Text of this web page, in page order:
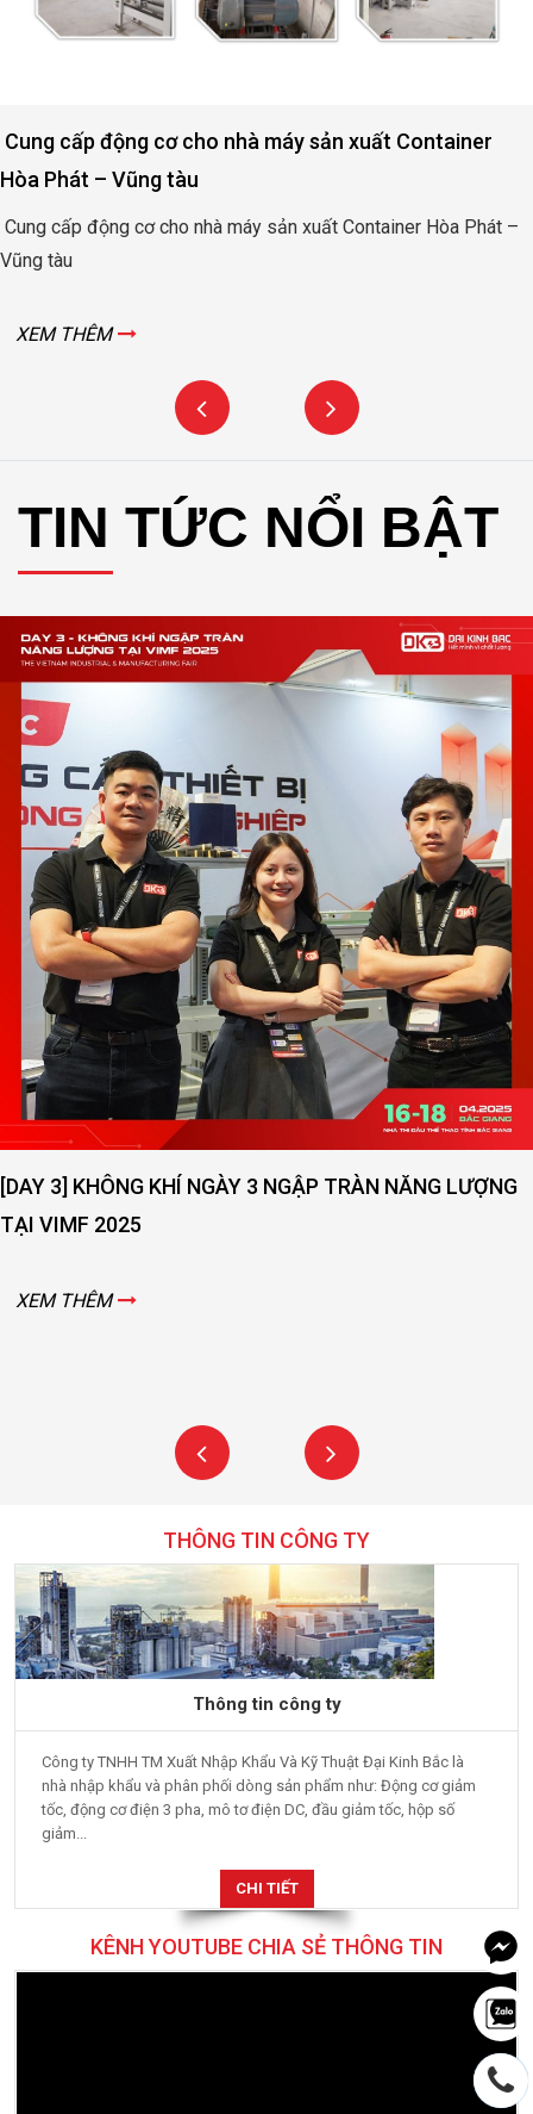
Động cơ nâng hạ cửa đập thủy lợi Rào Nam – Quảng
Bình
Động cơ nâng hạ cửa đập thủy lợi Rào Nam – Quảng Bình
TIN TỨC NỔI BẬT
[DAY 2] SỨC NÓNG NGÀY THỨ 2 VẪN ĐANG LAN TOẢ -
VIMF 2025 – BẮC GIANG!
XEM THÊM
THÔNG TIN CÔNG TY
Thông tin công ty
Công ty TNHH TM Xuất Nhập Khẩu Và Kỹ Thuật Đại Kinh Bắc là
nhà nhập khẩu và phân phối dòng sản phẩm như: Động cơ giảm
tốc, động cơ điện 3 pha, mô tơ điện DC, đầu giảm tốc, hộp số
giảm...
CHI TIẾT
KÊNH YOUTUBE CHIA SẺ THÔNG TIN